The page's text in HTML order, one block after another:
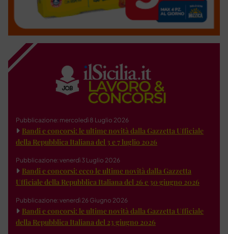
Pubblicazione: mercoledì 8 Luglio 2026
Bandi e concorsi: le ultime novità dalla Gazzetta Ufficiale
della Repubblica Italiana del 3 e 7 luglio 2026
Pubblicazione: venerdì 3 Luglio 2026
Bandi e concorsi: ecco le ultime novità dalla Gazzetta
Ufficiale della Repubblica Italiana del 26 e 30 giugno 2026
Pubblicazione: venerdì 26 Giugno 2026
Bandi e concorsi: le ultime novità dalla Gazzetta Ufficiale
della Repubblica Italiana del 23 giugno 2026